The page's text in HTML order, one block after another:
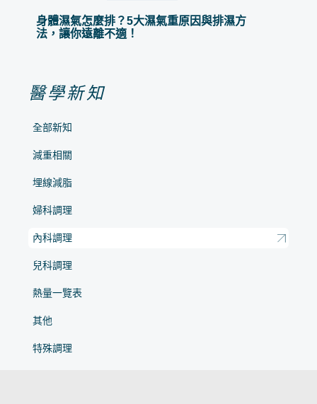
醫學新知
全部新知
減重相關
埋線減脂
婦科調理
內科調理
兒科調理
熱量一覽表
其他
特殊調理
身體濕氣怎麼排？5大濕氣重原因與排濕方
法，讓你遠離不適！